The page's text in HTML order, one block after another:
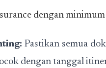
dengan
Pastikan semua
dengan tanggal